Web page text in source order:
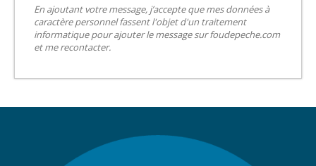
En ajoutant votre message, j’accepte que mes données à
caractère personnel fassent l'objet d'un traitement
informatique pour ajouter le message sur foudepeche.com
et me recontacter.